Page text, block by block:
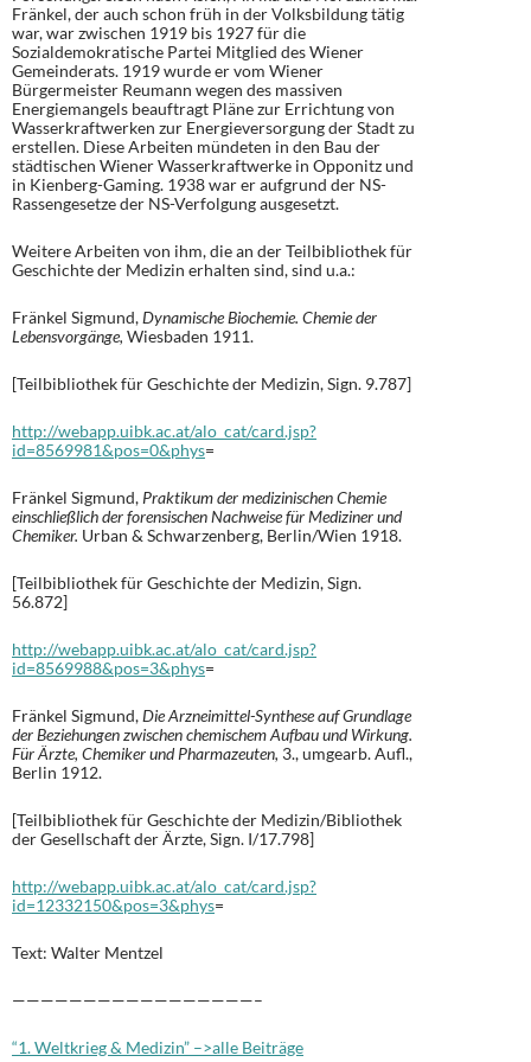
Fränkel, der auch schon früh in der Volksbildung tätig
war, war zwischen 1919 bis 1927 für die
Sozialdemokratische Partei Mitglied des Wiener
Gemeinderats. 1919 wurde er vom Wiener
Bürgermeister Reumann wegen des massiven
Energiemangels beauftragt Pläne zur Errichtung von
Wasserkraftwerken zur Energieversorgung der Stadt zu
erstellen. Diese Arbeiten mündeten in den Bau der
städtischen Wiener Wasserkraftwerke in Opponitz und
in Kienberg-Gaming. 1938 war er aufgrund der NS-
Rassengesetze der NS-Verfolgung ausgesetzt.
Weitere Arbeiten von ihm, die an der Teilbibliothek für
Geschichte der Medizin erhalten sind, sind u.a.:
Fränkel Sigmund,Dynamische Biochemie. Chemie der
Lebensvorgänge, Wiesbaden 1911.
[Teilbibliothek für Geschichte der Medizin, Sign. 9.787]
http://webapp.uibk.ac.at/alo_cat/card.jsp?
id=8569981&pos=0&phys=
Fränkel Sigmund, Praktikum der medizinischen Chemie
einschließlich der forensischen Nachweise für Mediziner und
Chemiker. Urban & Schwarzenberg, Berlin/Wien 1918.
[Teilbibliothek für Geschichte der Medizin, Sign.
56.872]
http://webapp.uibk.ac.at/alo_cat/card.jsp?
id=8569988&pos=3&phys=
Fränkel Sigmund,Die Arzneimittel-Synthese auf Grundlage
der Beziehungen zwischen chemischem Aufbau und Wirkung.
Für Ärzte, Chemiker und Pharmazeuten, 3., umgearb. Aufl.,
Berlin 1912.
[Teilbibliothek für Geschichte der Medizin/Bibliothek
der Gesellschaft der Ärzte, Sign. I/17.798]
http://webapp.uibk.ac.at/alo_cat/card.jsp?
id=12332150&pos=3&phys=
Text: Walter Mentzel
—————————————————–
“1. Weltkrieg & Medizin” –>alle Beiträge